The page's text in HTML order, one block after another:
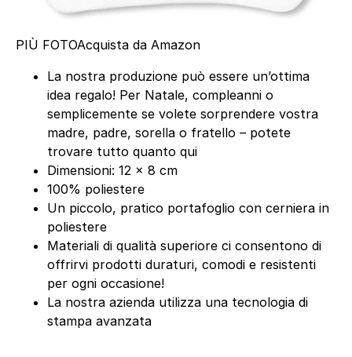
PIÙ FOTOAcquista da Amazon
La nostra produzione può essere un’ottima
idea regalo! Per Natale, compleanni o
semplicemente se volete sorprendere vostra
madre, padre, sorella o fratello – potete
trovare tutto quanto qui
Dimensioni: 12 × 8 cm
100% poliestere
Un piccolo, pratico portafoglio con cerniera in
poliestere
Materiali di qualità superiore ci consentono di
offrirvi prodotti duraturi, comodi e resistenti
per ogni occasione!
La nostra azienda utilizza una tecnologia di
stampa avanzata